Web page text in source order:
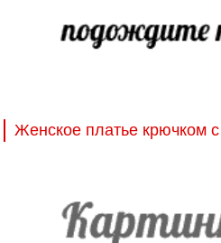
Женское платье крючком